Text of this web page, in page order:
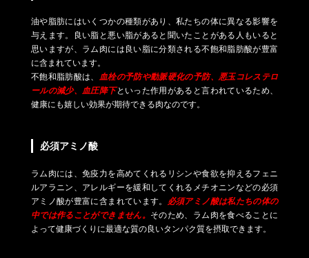
油や脂肪にはいくつかの種類があり、私たちの体に異なる影響を
与えます。良い脂と悪い脂があると聞いたことがある人もいると
思いますが、ラム肉には良い脂に分類される不飽和脂肪酸が豊富
に含まれています。
不飽和脂肪酸は、
血栓の予防や動脈硬化の予防、悪玉コレステロ
ールの減少、血圧降下といった作用があると言われているため、
健康にも嬉しい効果が期待できる肉なのです。
必須アミノ酸
ラム肉には、免疫力を高めてくれるリシンや食欲を抑えるフェニ
ルアラニン、アレルギーを緩和してくれるメチオニンなどの必須
アミノ酸が豊富に含まれています。 必須アミノ酸は私たちの体の
中では作ることができません。 そのため、ラム肉を食べることに
よって健康づくりに最適な質の良いタンパク質を摂取できます。